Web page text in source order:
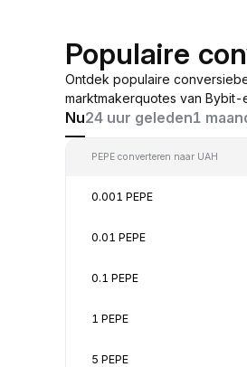
Populaire
Ontdek populaire
marktmakerquotes van Bybit-
Nu24 uur geleden1
PEPE converteren naar UAH
0.001 PEPE
0.01 PEPE
0.1 PEPE
1 PEPE
5 PEPE